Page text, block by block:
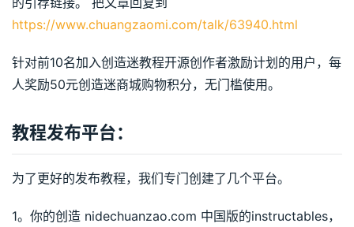
https://www.chuangzaomi.com/talk/63940.html
针对前10名加入创造迷教程开源创作者激励计划的用户，每
人奖励50元创造迷商城购物积分，无门槛使用。
教程发布平台：
为了更好的发布教程，我们专门创建了几个平台。
1。你的创造 nidechuanzao.com 中国版的instructables，